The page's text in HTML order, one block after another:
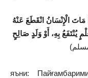
مَاتَ الْإِنْسَانُ انْقَطَعَ عَنْهُ
يُنْتَفَعُ بِهِ، أَوْ وَلَدٍ صَالِحٍ
яъни: